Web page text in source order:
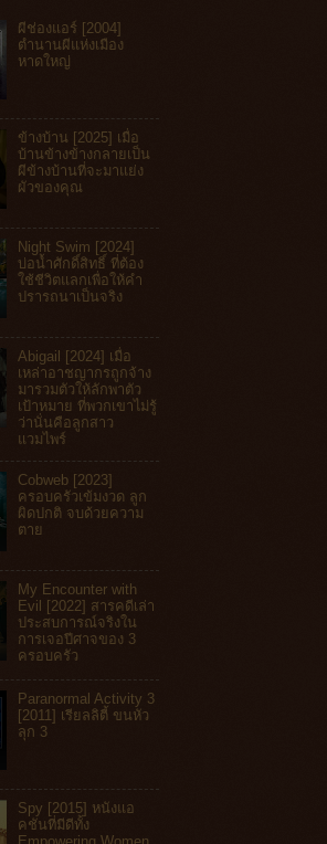
ผีช่องแอร์ [2004]
ตำนานผีแห่งเมือง
หาดใหญ่
ข้างบ้าน [2025] เมื่อ
บ้านข้างข้างกลายเป็น
ผีข้างบ้านที่จะมาแย่ง
ผัวของคุณ
Night Swim [2024]
บ่อน้ำศักดิ์สิทธิ์ ที่ต้อง
ใช้ชีวิตแลกเพื่อให้คำ
ปรารถนาเป็นจริง
Abigail [2024] เมื่อ
เหล่าอาชญากรถูกจ้าง
มารวมตัวให้ลักพาตัว
เป้าหมาย ที่พวกเขาไม่รู้
ว่านั่นคือลูกสาว
แวมไพร์
Cobweb [2023]
ครอบครัวเข้มงวด ลูก
ผิดปกติ จบด้วยความ
ตาย
My Encounter with
Evil [2022] สารคดีเล่า
ประสบการณ์จริงใน
การเจอปีศาจของ 3
ครอบครัว
Paranormal Activity 3
[2011] เรียลลิตี้ ขนหัว
ลุก 3
Spy [2015] หนังแอ
คชันที่มีดีทั้ง